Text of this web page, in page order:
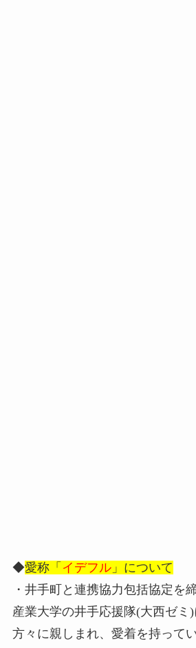
◆愛称「 イデフル」について
・井手町と連携協力包括協定を
産業大学の井手応援隊(大西ゼミ
方々に親しまれ、愛着を持って